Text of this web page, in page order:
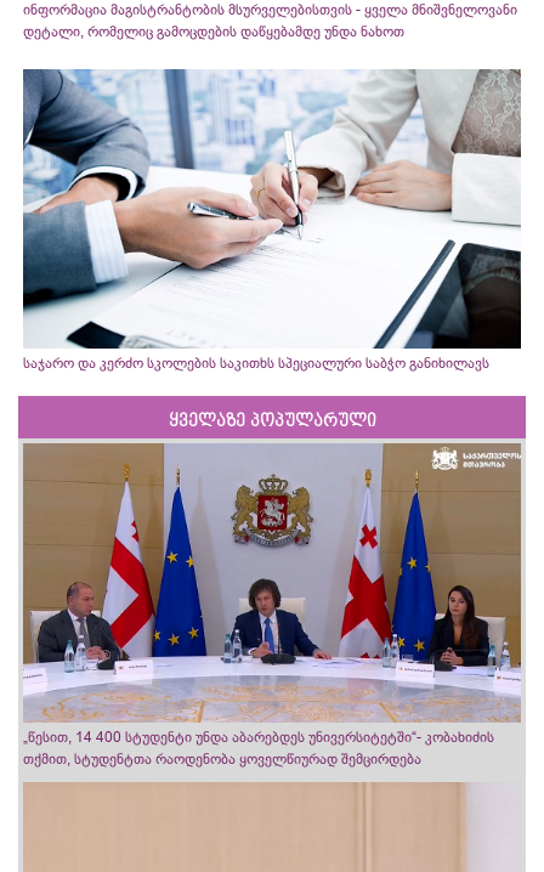
ინფორმაცია მაგისტრანტობის მსურველებისთვის - ყველა მნიშვნელოვანი
დეტალი, რომელიც გამოცდების დაწყებამდე უნდა ნახოთ
საჯარო და კერძო სკოლების საკითხს სპეციალური საბჭო განიხილავს
ყველაზე პოპულარული
„წესით, 14 400 სტუდენტი უნდა აბარებდეს უნივერსიტეტში“- კობახიძის
თქმით, სტუდენტთა რაოდენობა ყოველწიურად შემცირდება